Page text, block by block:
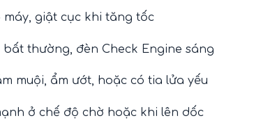
máy, giật cục khi tăng tốc
bất thường, đèn Check Engine sáng
muội, ẩm ướt, hoặc có tia lửa yếu
ở chế độ chờ hoặc khi lên dốc